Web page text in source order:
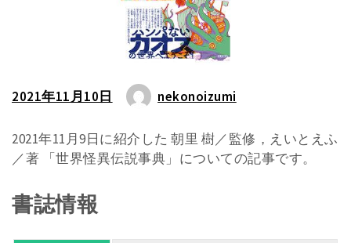
2021年11月10日 nekonoizumi
2021年11月9日に紹介した 朝里 樹／監修，えいとえふ
／著 「世界怪異伝説事典」についての記事です。
書誌情報